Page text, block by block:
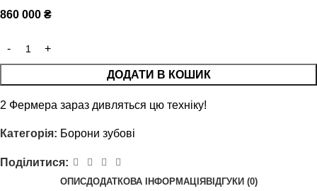
860 000 ₴
ДОДАТИ В КОШИК
2 Фермера зараз дивляться цю техніку!
Категорія: Борони зубові
Поділитися:
ОПИСДОДАТКОВА ІНФОРМАЦІЯВІДГУКИ (0)